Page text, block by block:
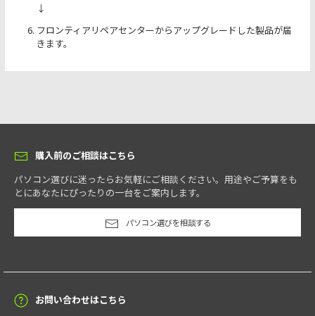
↓
フロンティアリペアセンターからアップグレードした製品が届
きます。
購入前のご相談はこちら
パソコン選びに迷ったらお気軽にご相談ください。用途やご予算をも
とにあなたにぴったりの一台をご案内します。
パソコン選びを相談する
お問い合わせはこちら